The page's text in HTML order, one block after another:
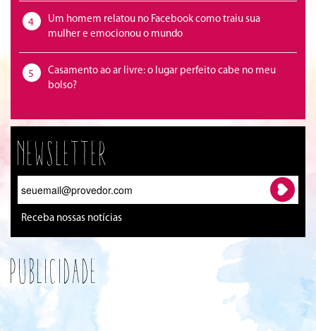
4
Um homem relatou no Facebook como traiu sua
mulher e emocionou o mundo
5
Casamento ao ar livre: o lugar perfeito cabe no meu
bolso?
Newsletter
Receba nossas notícias
Publicidade